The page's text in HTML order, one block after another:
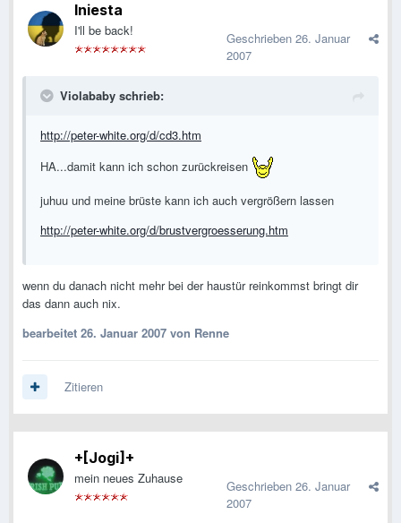
Iniesta
I'll be back! Geschrieben 26. Januar
2007
Violababy schrieb:
http://peter-white.org/d/cd3.htm
HA...damit kann ich schon zurückreisen
juhuu und meine brüste kann ich auch vergrößern lassen
http://peter-white.org/d/brustvergroesserung.htm
wenn du danach nicht mehr bei der haustür reinkommst bringt dir
das dann auch nix.
bearbeitet 26. Januar 2007 von Renne
Zitieren
+[Jogi]+
mein neues Zuhause Geschrieben 26. Januar
2007